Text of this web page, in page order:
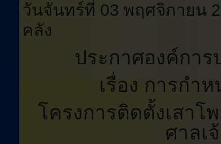
วันจันทร์ที่ 03 พฤศจิกายน
คลัง
ประกาศองค์กา
เรื่อง การกำ
โครงการติดตั้งเสา
ศาลเ